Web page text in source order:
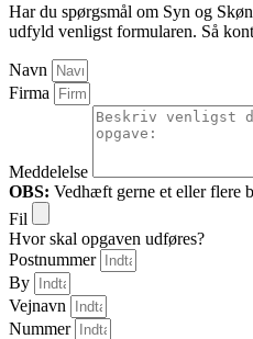
Har du spørgsmål om Syn og
udfyld venligst formularen. Så
Navn
Firma
Meddelelse
OBS: Vedhæft gerne et eller flere
Fil
Hvor skal opgaven udføres?
Postnummer
By
Vejnavn
Nummer